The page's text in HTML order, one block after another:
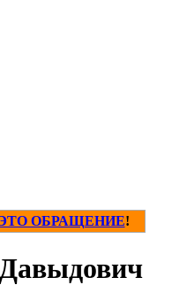
ОБРАЩЕНИЕ!